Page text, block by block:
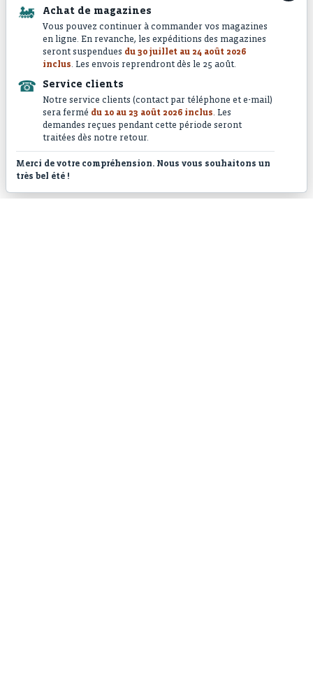
Pink shrimp
🚂 Achat de magazines
Vous pouvez continuer à commander vos magazines
en ligne. En revanche, les expéditions des magazines
seront suspendues du 30 juillet au 24 août 2026
inclus. Les envois reprendront dès le 25 août.
☎ Service clients
Notre service clients (contact par téléphone et e-mail)
sera fermé du 10 au 23 août 2026 inclus. Les
demandes reçues pendant cette période seront
traitées dès notre retour.
Merci de votre compréhension. Nous vous souhaitons un
très bel été !